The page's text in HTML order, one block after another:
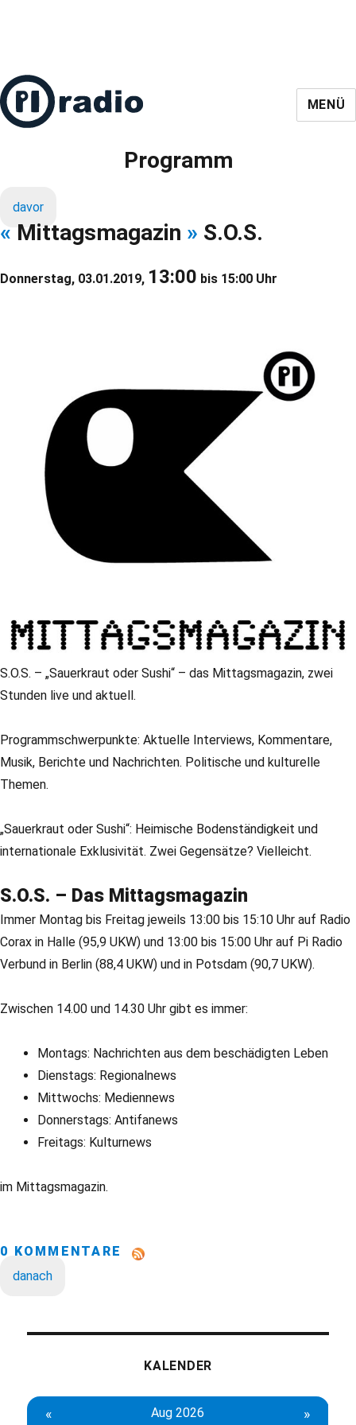
MENÜ
Programm
davor
« Mittagsmagazin » S.O.S.
Donnerstag, 03.01.2019, 13:00 bis 15:00 Uhr
S.O.S. – „Sauerkraut oder Sushi“ – das Mittagsmagazin, zwei
Stunden live und aktuell.
Programmschwerpunkte: Aktuelle Interviews, Kommentare,
Musik, Berichte und Nachrichten. Politische und kulturelle
Themen.
„Sauerkraut oder Sushi“: Heimische Bodenständigkeit und
internationale Exklusivität. Zwei Gegensätze? Vielleicht.
S.O.S. – Das Mittagsmagazin
Immer Montag bis Freitag jeweils 13:00 bis 15:10 Uhr auf Radio
Corax in Halle (95,9 UKW) und 13:00 bis 15:00 Uhr auf Pi Radio
Verbund in Berlin (88,4 UKW) und in Potsdam (90,7 UKW).
Zwischen 14.00 und 14.30 Uhr gibt es immer:
Montags: Nachrichten aus dem beschädigten Leben
Dienstags: Regionalnews
Mittwochs: Mediennews
Donnerstags: Antifanews
Freitags: Kulturnews
im Mittagsmagazin.
0 KOMMENTARE
danach
KALENDER
« Aug 2026 »